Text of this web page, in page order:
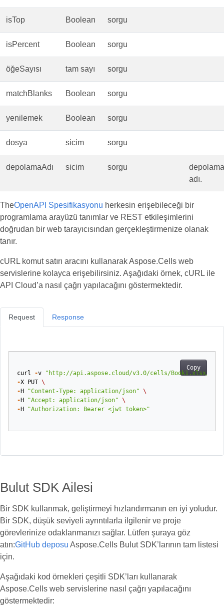
isTop Boolean sorgu
isPercent Boolean sorgu
öğeSayısı tam sayı sorgu
matchBlanks Boolean sorgu
yenilemek Boolean sorgu
dosya sicim sorgu
depolamaAdı sicim sorgu
depolama
adı.
TheOpenAPI Spesifikasyonu herkesin erişebileceği bir
programlama arayüzü tanımlar ve REST etkileşimlerini
doğrudan bir web tarayıcısından gerçekleştirmenize olanak
tanır.
cURL komut satırı aracını kullanarak Aspose.Cells web
servislerine kolayca erişebilirsiniz. Aşağıdaki örnek, cURL ile
API Cloud’a nasıl çağrı yapılacağını göstermektedir.
Request
Copy
curl -v
"http://api.aspose.cloud/v3.0/cells/Book1.xlsx/
-X PUT \
- H "Content-Type: application/json" \
- H "Accept: application/json" \
- H "Authorization: Bearer <jwt token>"
Response
Bulut SDK Ailesi
Bir SDK kullanmak, geliştirmeyi hızlandırmanın en iyi yoludur.
Bir SDK, düşük seviyeli ayrıntılarla ilgilenir ve proje
görevlerinize odaklanmanızı sağlar. Lütfen şuraya göz
atın:GitHub deposu Aspose.Cells Bulut SDK’larının tam listesi
için.
Aşağıdaki kod örnekleri çeşitli SDK’ları kullanarak
Aspose.Cells web servislerine nasıl çağrı yapılacağını
göstermektedir: